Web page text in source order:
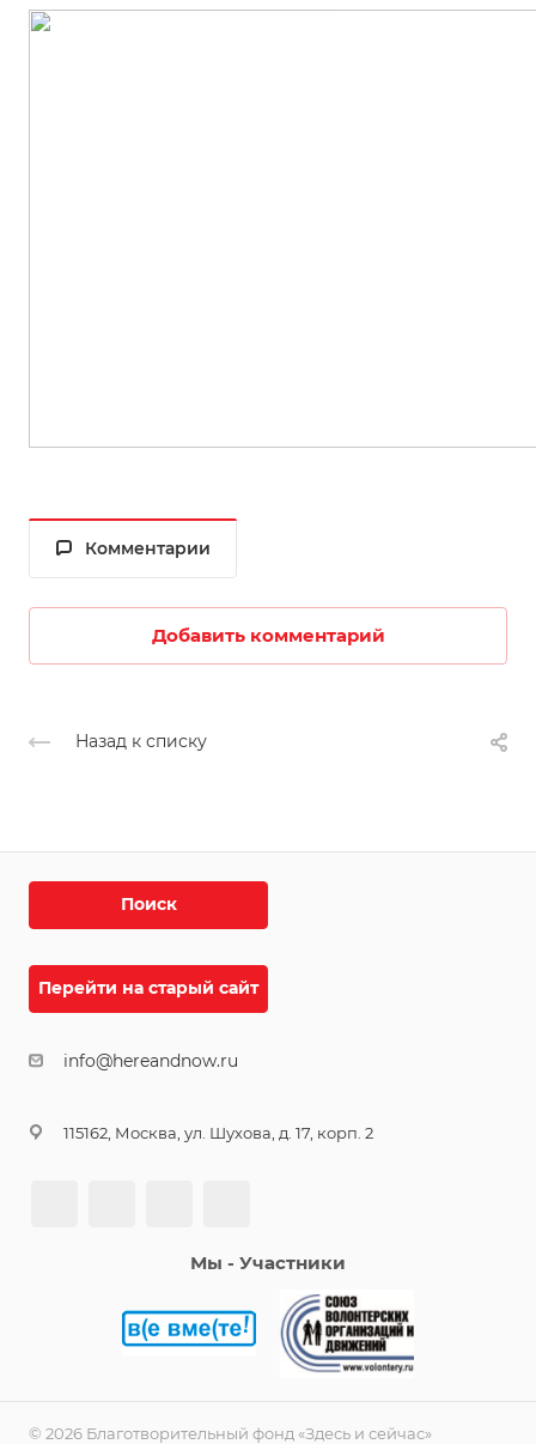
Комментарии
Добавить комментарий
Назад к списку
Поиск
Перейти на старый сайт
info@hereandnow.ru
115162, Москва, ул. Шухова, д. 17, корп. 2
Мы - Участники
© 2026 Благотворительный фонд «Здесь и сейчас»